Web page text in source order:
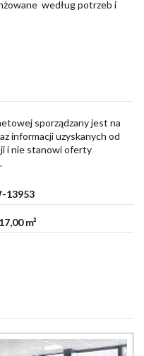
według potrzeb i
sporządzany jest na
informacji uzyskanych od
i nie stanowi oferty
13953
m²